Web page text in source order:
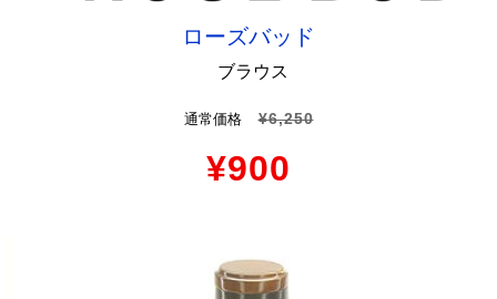
ローズバッド
ブラウス
通常価格 ¥6,250
¥900